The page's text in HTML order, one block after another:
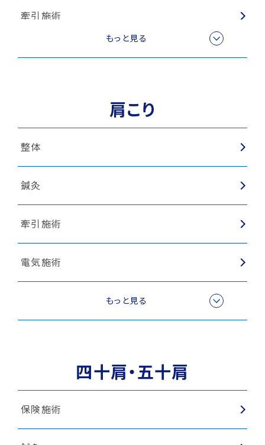
牽引施術
スポーツ外傷
もっと見る
肩こり
整体
鍼灸
牽引施術
電気施術
もっと見る
四十肩・五十肩
保険施術